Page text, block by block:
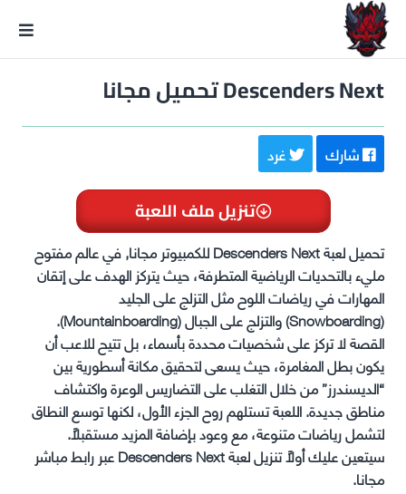
Descenders Next تحميل مجانا
شارك غرد
تنزيل ملف اللعبة
تحميل لعبة Descenders Next للكمبيوتر مجانا, في عالم مفتوح
مليء بالتحديات الرياضية المتطرفة، حيث يتركز الهدف على إتقان
المهارات في رياضات اللوح مثل التزلج على الجليد
(Snowboarding) والتزلج على الجبال (Mountainboarding).
القصة لا تركز على شخصيات محددة بأسماء، بل تتيح للاعب أن
يكون بطل المغامرة، حيث يسعى لتحقيق مكانة أسطورية بين
“الديسندرز” من خلال التغلب على التضاريس الوعرة واكتشاف
مناطق جديدة. اللعبة تستلهم روح الجزء الأول، لكنها توسع النطاق
لتشمل رياضات متنوعة، مع وعود بإضافة المزيد مستقبلًا.
سيتعين عليك أولاً تنزيل لعبة Descenders Next عبر رابط مباشر
مجانا.